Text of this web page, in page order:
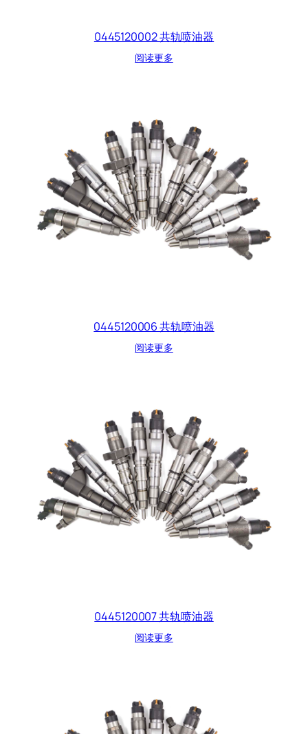
0445120002 共轨喷油器
阅读更多
0445120006 共轨喷油器
阅读更多
0445120007 共轨喷油器
阅读更多